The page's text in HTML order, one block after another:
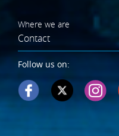
Where we are
Contact
Follow us on: